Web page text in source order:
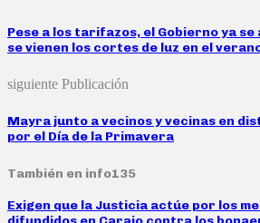
Pese a los tarifazos, el Gobierno ya
se vienen los cortes de luz en el
siguiente Publicación
Mayra junto a vecinos y vecinas en
por el Día de la Primavera
También en info135
Exigen que la Justicia actúe por los